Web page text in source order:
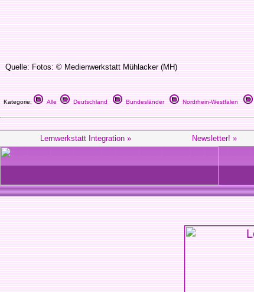
Quelle: Fotos: © Medienwerkstatt Mühlacker (MH)
Kategorie: Alle Deutschland Bundesländer Nordrhein-Westfalen
Lernwerkstatt Integration » Newsletter! »